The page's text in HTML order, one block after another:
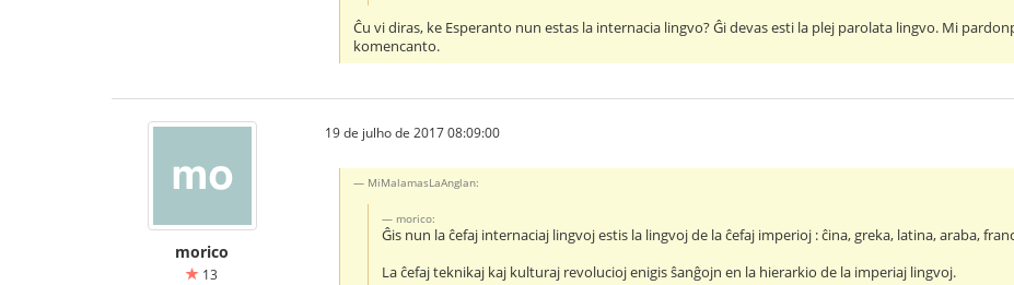
Ĉu vi diras, ke Esperanto nun estas la internacia lingvo? Ĝi devas esti la plej parolata lingvo. Mi
komencanto.
morico
13
19 de julho de 2017 08:09:00
MiMalamasLaAnglan:
morico:
Ĝis nun la ĉefaj internaciaj lingvoj estis la lingvoj de la ĉefaj imperioj : ĉina, greka, latina, araba,
La ĉefaj teknikaj kaj kulturaj revolucioj enigis ŝanĝojn en la hierarkio de la imperiaj lingvoj.